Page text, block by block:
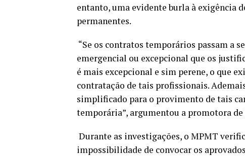
entanto, uma evidente burla à exigência
permanentes.
“Se os contratos temporários passam a
emergencial ou excepcional que os
é mais excepcional e sim perene, o que
contratação de tais profissionais.
simplificado para o provimento de tais
temporária”, argumentou a promotora
Durante as investigações, o MPMT
impossibilidade de convocar os